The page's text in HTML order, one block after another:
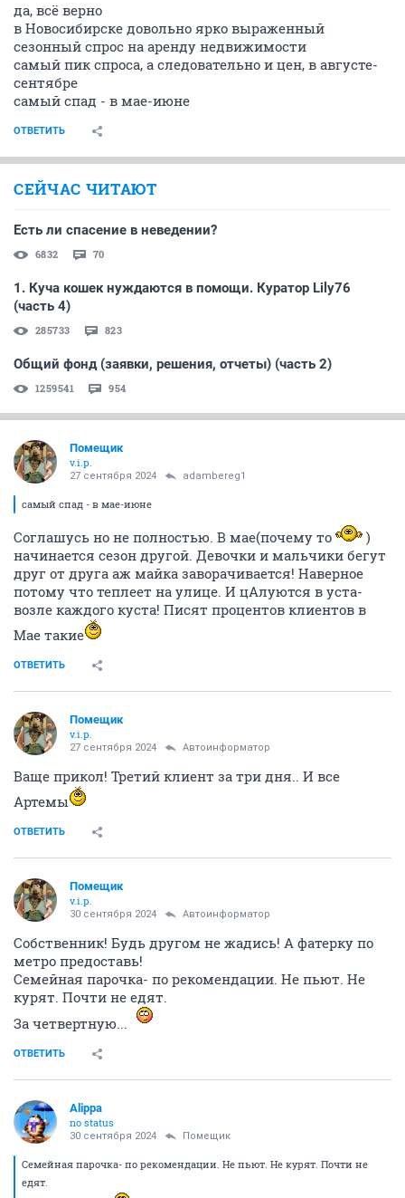
да, всё верно
в Новосибирске довольно ярко выраженный
сезонный спрос на аренду недвижимости
самый пик спроса, а следовательно и цен, в августе-
сентябре
самый спад - в мае-июне
ОТВЕТИТЬ
СЕЙЧАС ЧИТАЮТ
Есть ли спасение в неведении?
6832 70
1. Куча кошек нуждаются в помощи. Куратор Lily76
(часть 4)
285733 823
Общий фонд (заявки, решения, отчеты) (часть 2)
1259541 954
Помещик
v.i.p.
27 сентября 2024 adambereg1
самый спад - в мае-июне
Соглашусь но не полностью. В мае(почему то
)
начинается сезон другой. Девочки и мальчики бегут
друг от друга аж майка заворачивается! Наверное
потому что теплеет на улице. И цАлуются в уста-
возле каждого куста! Писят процентов клиентов в
Мае такие
ОТВЕТИТЬ
Помещик
v.i.p.
27 сентября 2024 Автоинформатор
Ваще прикол! Третий клиент за три дня.. И все
Артемы
ОТВЕТИТЬ
Помещик
v.i.p.
30 сентября 2024 Автоинформатор
Собственник! Будь другом не жадись! А фатерку по
метро предоставь!
Семейная парочка- по рекомендации. Не пьют. Не
курят. Почти не едят.
За четвертную...
ОТВЕТИТЬ
Alippa
no status
30 сентября 2024 Помещик
Семейная парочка- по рекомендации. Не пьют. Не курят. Почти не
едят.